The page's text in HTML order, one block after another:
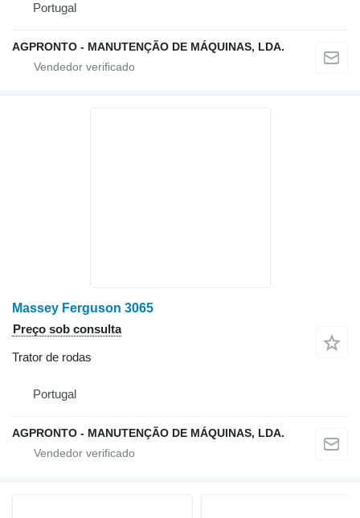
Portugal
AGPRONTO - MANUTENÇÃO DE MÁQUINAS, LDA.
Massey Ferguson 3065
Preço sob consulta
Trator de rodas
Portugal
AGPRONTO - MANUTENÇÃO DE MÁQUINAS, LDA.